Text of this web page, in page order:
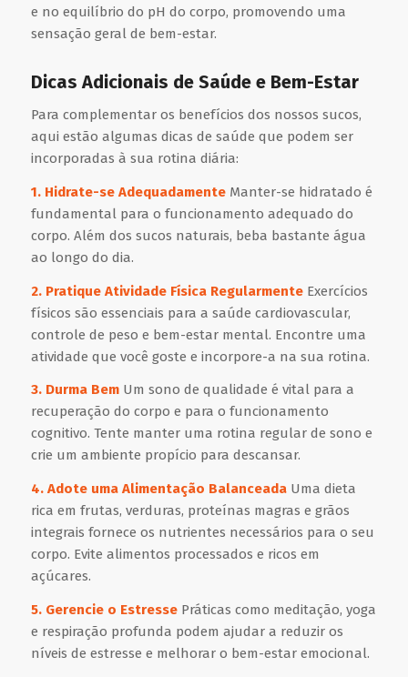
e no equilíbrio do pH do corpo, promovendo uma
sensação geral de bem-estar.
Dicas Adicionais de Saúde e Bem-Estar
Para complementar os benefícios dos nossos sucos,
aqui estão algumas dicas de saúde que podem ser
incorporadas à sua rotina diária:
1. Hidrate-se AdequadamenteManter-se hidratado é
fundamental para o funcionamento adequado do
corpo. Além dos sucos naturais, beba bastante água
ao longo do dia.
2. Pratique Atividade Física RegularmenteExercícios
físicos são essenciais para a saúde cardiovascular,
controle de peso e bem-estar mental. Encontre uma
atividade que você goste e incorpore-a na sua rotina.
3. Durma BemUm sono de qualidade é vital para a
recuperação do corpo e para o funcionamento
cognitivo. Tente manter uma rotina regular de sono e
crie um ambiente propício para descansar.
4. Adote uma Alimentação BalanceadaUma dieta
rica em frutas, verduras, proteínas magras e grãos
integrais fornece os nutrientes necessários para o seu
corpo. Evite alimentos processados e ricos em
açúcares.
5. Gerencie o EstressePráticas como meditação, yoga
e respiração profunda podem ajudar a reduzir os
níveis de estresse e melhorar o bem-estar emocional.